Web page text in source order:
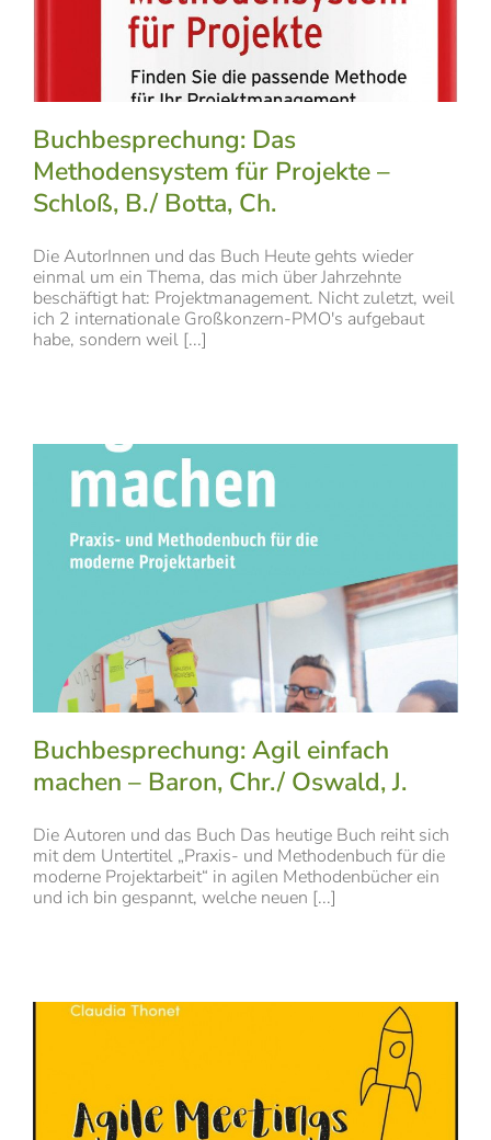
Buchbesprechung: Das
Methodensystem für Projekte –
Schloß, B./ Botta, Ch.
Die AutorInnen und das Buch Heute gehts wieder
einmal um ein Thema, das mich über Jahrzehnte
beschäftigt hat: Projektmanagement. Nicht zuletzt, weil
ich 2 internationale Großkonzern-PMO's aufgebaut
habe, sondern weil [...]
Buchbesprechung: Agil einfach
machen – Baron, Chr./ Oswald, J.
Die Autoren und das Buch Das heutige Buch reiht sich
mit dem Untertitel „Praxis- und Methodenbuch für die
moderne Projektarbeit“ in agilen Methodenbücher ein
und ich bin gespannt, welche neuen [...]